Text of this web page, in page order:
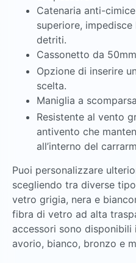
Catenaria anti-
superiore, impedisce
detriti.
Cassonetto da
Opzione di inserire
scelta.
Maniglia a
Resistente al vento
antivento che
all’interno del
Puoi personalizzare
scegliendo tra diverse
vetro grigia, nera e
fibra di vetro ad alta
accessori sono
avorio, bianco, bronzo e